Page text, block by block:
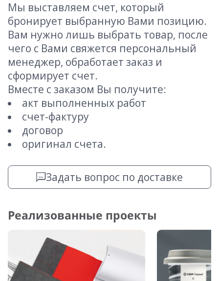
Мы выставляем счет, который
бронирует выбранную Вами позицию.
Вам нужно лишь выбрать товар, после
чего с Вами свяжется персональный
менеджер, обработает заказ и
сформирует счет.
Вместе с заказом Вы получите:
акт выполненных работ
счет-фактуру
договор
оригинал счета.
Задать вопрос по доставке
Реализованные проекты